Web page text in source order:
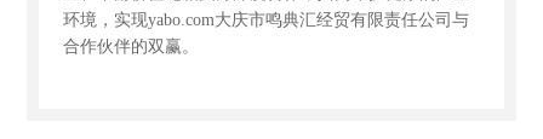
环境，实现yabo.com大庆市鸣典汇经贸有限责任公司与
合作伙伴的双赢。